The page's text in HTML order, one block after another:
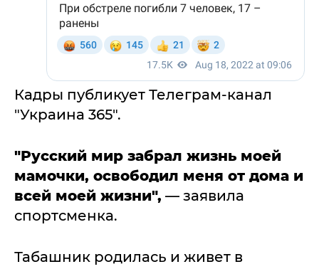
Кадры публикует Телеграм-канал
"Украина 365".
"Русский мир забрал жизнь моей
мамочки, освободил меня от дома и
всей моей жизни", — заявила
спортсменка.
Табашник родилась и живет в